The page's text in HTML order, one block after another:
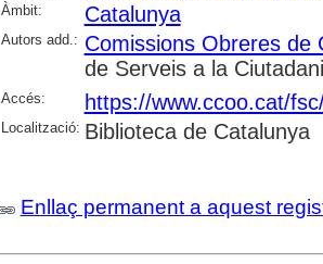
Àmbit:
Catalunya
Autors add.: Comissions Obreres de
de Serveis a la
Accés: https://www.ccoo.cat/
Localització: Biblioteca de Catalunya
Enllaç permanent a aquest